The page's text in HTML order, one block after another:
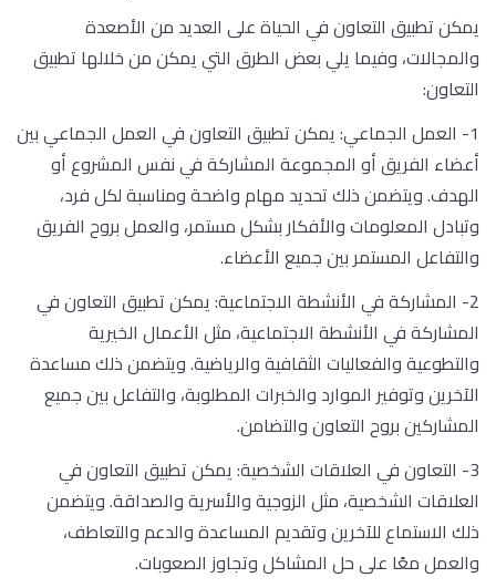
يمكن تطبيق التعاون في الحياة على العديد من الأصعدة
والمجالات، وفيما يلي بعض الطرق التي يمكن من خلالها تطبيق
التعاون:
1- العمل الجماعي: يمكن تطبيق التعاون في العمل الجماعي بين
أعضاء الفريق أو المجموعة المشاركة في نفس المشروع أو
الهدف. ويتضمن ذلك تحديد مهام واضحة ومناسبة لكل فرد،
وتبادل المعلومات والأفكار بشكل مستمر، والعمل بروح الفريق
والتفاعل المستمر بين جميع الأعضاء.
2- المشاركة في الأنشطة الاجتماعية: يمكن تطبيق التعاون في
المشاركة في الأنشطة الاجتماعية، مثل الأعمال الخيرية
والتطوعية والفعاليات الثقافية والرياضية. ويتضمن ذلك مساعدة
الآخرين وتوفير الموارد والخبرات المطلوبة، والتفاعل بين جميع
المشاركين بروح التعاون والتضامن.
3- التعاون في العلاقات الشخصية: يمكن تطبيق التعاون في
العلاقات الشخصية، مثل الزوجية والأسرية والصداقة. ويتضمن
ذلك الاستماع للآخرين وتقديم المساعدة والدعم والتعاطف،
والعمل معًا على حل المشاكل وتجاوز الصعوبات.